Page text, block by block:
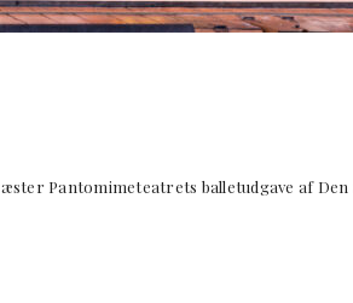
Pantomimeteatrets balletudgave af